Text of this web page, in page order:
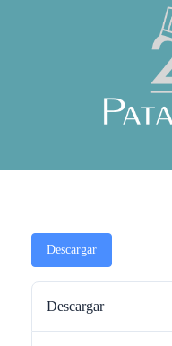
Descargar
Descargar